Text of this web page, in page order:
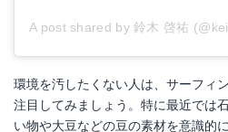
環境を汚したくない人は、サーフィ
注目してみましょう。特に最近では
い物や大豆などの豆の素材を意識的